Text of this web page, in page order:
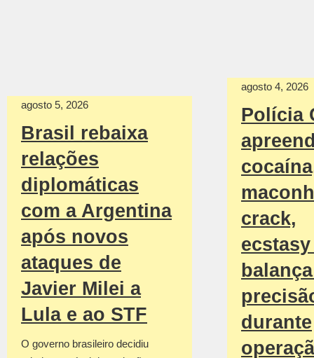
agosto 5, 2026
Brasil rebaixa
relações
diplomáticas
com a Argentina
após novos
ataques de
Javier Milei a
Lula e ao STF
O governo brasileiro decidiu
agosto 4, 2026
Polícia
crack,
ecstasy
durante